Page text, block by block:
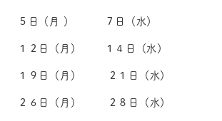
５日（月 ） ７日（水）
１２日（月） １４日（水）
１９日（月） ２１日（水）
２６日（月） ２８日（水）